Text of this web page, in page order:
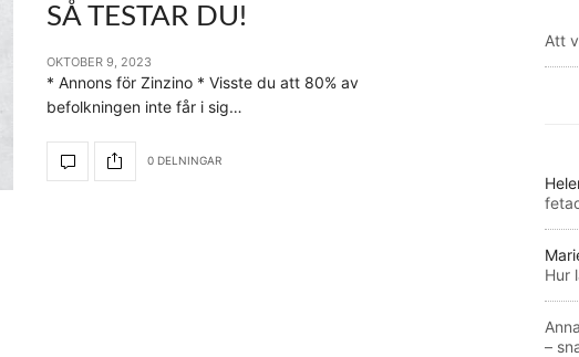
SÅ TESTAR DU!
OKTOBER 9, 2023
* Annons för Zinzino * Visste du att 80% av
befolkningen inte får i sig…
0 DELNINGAR
Att
Hur
–